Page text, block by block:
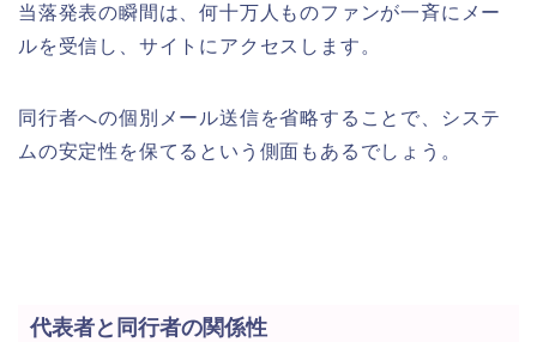
当落発表の瞬間は、何十万人ものファンが一斉にメー
ルを受信し、サイトにアクセスします。
同行者への個別メール送信を省略することで、システ
ムの安定性を保てるという側面もあるでしょう。
代表者と同行者の関係性